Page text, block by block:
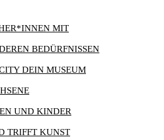
MIT
BEDÜRFNISSEN
DEIN MUSEUM
UND KINDER
TRIFFT KUNST